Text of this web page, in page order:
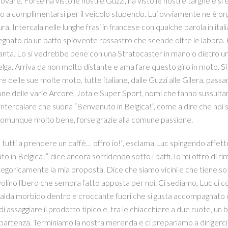
a complimentarsi per il veicolo stupendo. Lui ovviamente ne è
Intercala nelle lunghe frasi in francese con qualche parola in
da un baffo spiovente rossastro che scende oltre le
Lo si vedrebbe bene con una Stratocaster in mano o dietro
Arriva da non molto distante e ama fare questo giro in moto.
delle sue molte moto, tutte italiane, dalle Guzzi alle Gilera,
delle varie Arcore, Jota e Super Sport, nomi che fanno
che suona “Benvenuto in Belgica!”, come a dire che
molto bene, forse grazie alla comune passione.
tutti a prendere un caffè… offro io!”, esclama Luc spingendo
in Belgica!”, dice ancora sorridendo sotto i baffi. Io mi offro di
la mia proposta. Dice che siamo vicini e che tiene
libero che sembra fatto apposta per noi. Ci sediamo, Luc ci
morbido dentro e croccante fuori che si gusta
assaggiare il prodotto tipico e, tra le chiacchiere a due ruote, un
Terminiamo la nostra merenda e ci prepariamo a